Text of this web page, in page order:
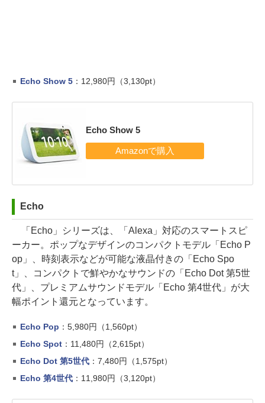
Echo Show 5：12,980円（3,130pt）
Echo Show 5
Echo
「Echo」シリーズは、「Alexa」対応のスマートスピ
ーカー。ポップなデザインのコンパクトモデル「Echo P
op」、時刻表示などが可能な液晶付きの「Echo Spo
t」、コンパクトで鮮やかなサウンドの「Echo Dot 第5世
代」、プレミアムサウンドモデル「Echo 第4世代」が大
幅ポイント還元となっています。
Echo Pop ：5,980円（1,560pt）
Echo Spot：11,480円（2,615pt）
Echo Dot 第5世代：7,480円（1,575pt）
Echo 第4世代：11,980円（3,120pt）